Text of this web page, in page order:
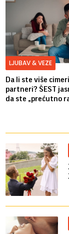
LJUBAV & VEZE
Da li ste više
partneri? ŠEST
da ste „prećutno